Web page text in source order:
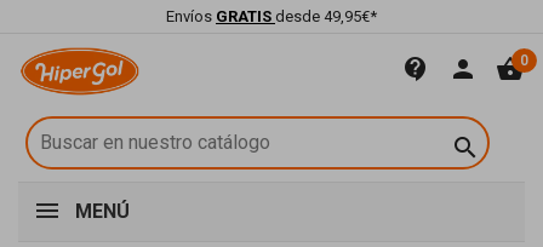
Envíos GRATIS desde 49,95€*
contact_support person shopping_basket0

MENÚ